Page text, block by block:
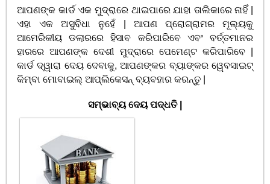
ଆପଣଙ୍କ କାର୍ଡ ଏକ ମୁଦ୍ରାରେ ଥାଇପାରେ ଯାହା ତାଲିକାରେ ନାହିଁ |
ଏହା ଏକ ଅସୁବିଧା ନୁହେଁ | ଆପଣ ପ୍ରୋଗ୍ରାମର ମୂଲ୍ୟକୁ
ଆମେରିକୀୟ ଡଲାରରେ ହିସାବ କରିପାରିବେ ଏବଂ ବର୍ତ୍ତମାନର
ହାରରେ ଆପଣଙ୍କ ଦେଶୀ ମୁଦ୍ରାରେ ପେମେଣ୍ଟ କରିପାରିବେ |
କାର୍ଡ ଦ୍ୱାରା ଦେୟ ଦେବାକୁ, ଆପଣଙ୍କର ବ୍ୟାଙ୍କର ୱେବସାଇଟ୍
କିମ୍ବା ମୋବାଇଲ୍ ଆପ୍ଲିକେସନ୍ ବ୍ୟବହାର କରନ୍ତୁ |
ସମ୍ଭାବ୍ୟ ଦେୟ ପଦ୍ଧତି |